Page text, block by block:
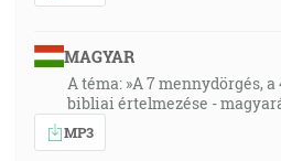
MAGYAR
A téma: »A 7 mennydörgés,
bibliai értelmezése -
MP3